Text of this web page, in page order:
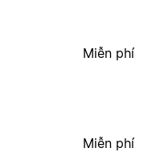
Miễn phí
Miễn phí